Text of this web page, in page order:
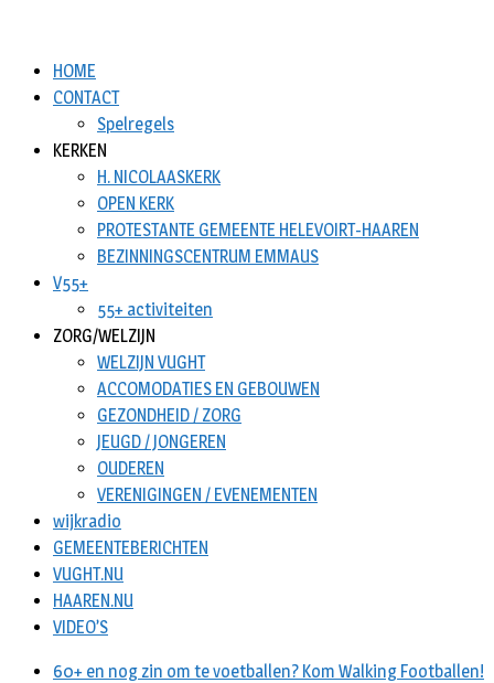
HOME
CONTACT
Spelregels
KERKEN
H. NICOLAASKERK
OPEN KERK
PROTESTANTE GEMEENTE HELEVOIRT-HAAREN
BEZINNINGSCENTRUM EMMAUS
V55+
55+ activiteiten
ZORG/WELZIJN
WELZIJN VUGHT
ACCOMODATIES EN GEBOUWEN
GEZONDHEID / ZORG
JEUGD / JONGEREN
OUDEREN
VERENIGINGEN / EVENEMENTEN
wijkradio
GEMEENTEBERICHTEN
VUGHT.NU
HAAREN.NU
VIDEO’S
60+ en nog zin om te voetballen? Kom Walking Footballen!